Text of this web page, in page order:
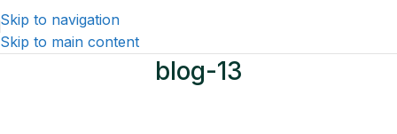
Skip to navigation
Skip to main content
blog-13